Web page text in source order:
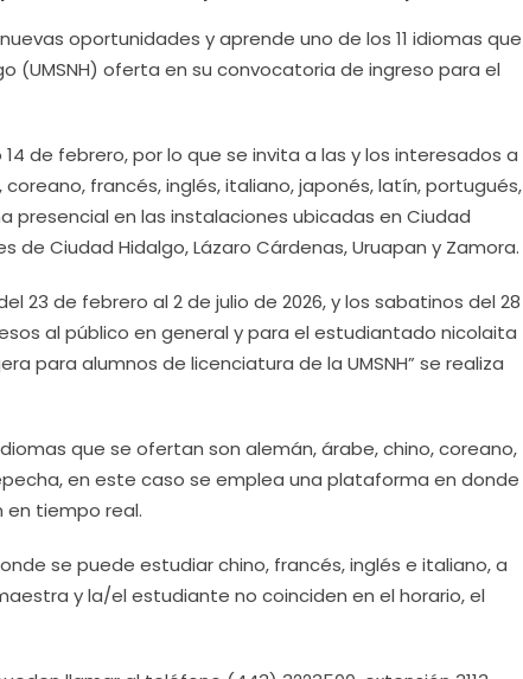
oportunidades y aprende uno de los 11 idiomas que
(UMSNH) oferta en su convocatoria de ingreso para el
de febrero, por lo que se invita a las y los interesados a
francés, inglés, italiano, japonés, latín, portugués,
presencial en las instalaciones ubicadas en Ciudad
de Ciudad Hidalgo, Lázaro Cárdenas, Uruapan y Zamora.
23 de febrero al 2 de julio de 2026, y los sabatinos del 28
al público en general y para el estudiantado nicolaita
para alumnos de licenciatura de la UMSNH” se realiza
que se ofertan son alemán, árabe, chino, coreano,
en este caso se emplea una plataforma en donde
en tiempo real.
se puede estudiar chino, francés, inglés e italiano, a
y la/el estudiante no coinciden en el horario, el